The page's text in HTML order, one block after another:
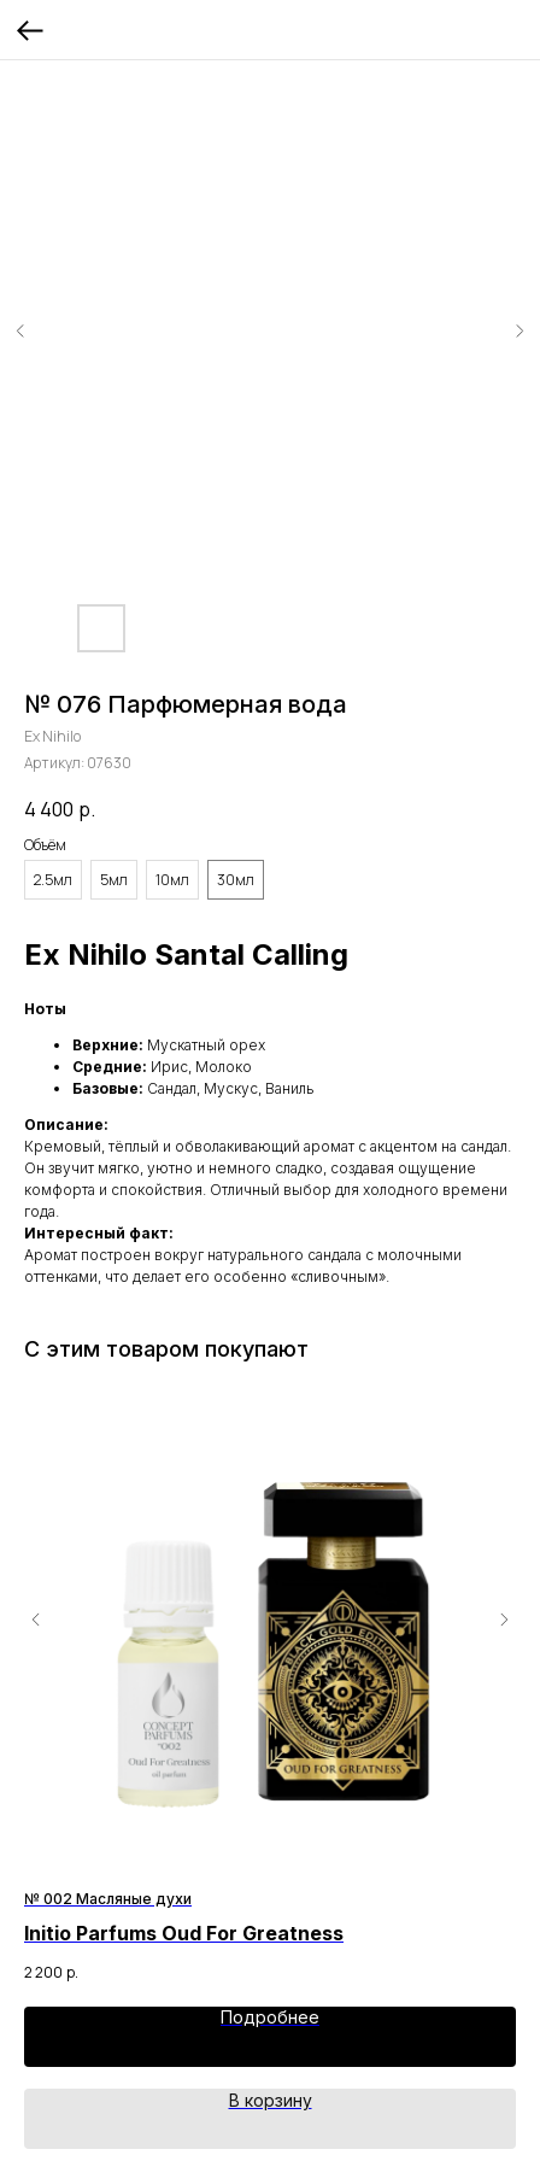
№ 076 Парфюмерная вода
Ex Nihilo
Артикул: 07630
4 400 р.
Объём
2.5мл
5мл 10мл 30мл
Ex Nihilo Santal Calling
Ноты
Верхние: Мускатный орех
Средние: Ирис, Молоко
Базовые: Сандал, Мускус, Ваниль
Описание:
Кремовый, тёплый и обволакивающий аромат с акцентом на сандал.
Он звучит мягко, уютно и немного сладко, создавая ощущение
комфорта и спокойствия. Отличный выбор для холодного времени
года.
Интересный факт:
Аромат построен вокруг натурального сандала с молочными
оттенками, что делает его особенно «сливочным».
С этим товаром покупают
№ 002 Масляные духи
Initio Parfums Oud For Greatness
2 200 р.
Подробнее
В корзину